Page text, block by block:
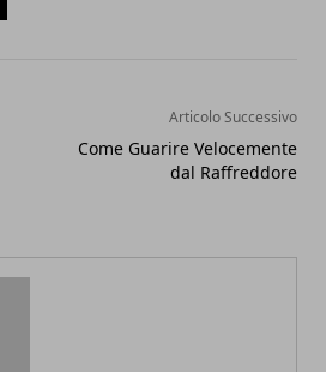
Articolo Successivo
Come Guarire Velocemente
dal Raffreddore